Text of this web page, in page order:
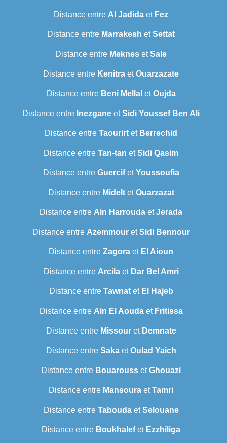
Distance entre Al Jadida et Fez
Distance entre Marrakesh etSettat
Distance entre Meknes etSale
Distance entre Kenitra etOuarzazate
Distance entre Beni Mellal etOujda
Distance entre Inezgane etSidi Youssef Ben Ali
Distance entre Taourirt et Berrechid
Distance entre Tan-tan etSidi Qasim
Distance entre GuercifetYoussoufia
Distance entre MideltetOuarzazat
Distance entre Ain Harrouda etJerada
Distance entre AzemmouretSidi Bennour
Distance entre Zagora et El Aioun
Distance entre Arcilaet Dar Bel Amri
Distance entre Tawnatet El Hajeb
Distance entre Ain El Aoudaet Fritissa
Distance entre Missouret Demnate
Distance entre SakaetOulad Yaich
Distance entre Bouarouss etGhouazi
Distance entre Mansoura etTamri
Distance entre TaboudaetSelouane
Distance entre Boukhalefet Ezzhiliga